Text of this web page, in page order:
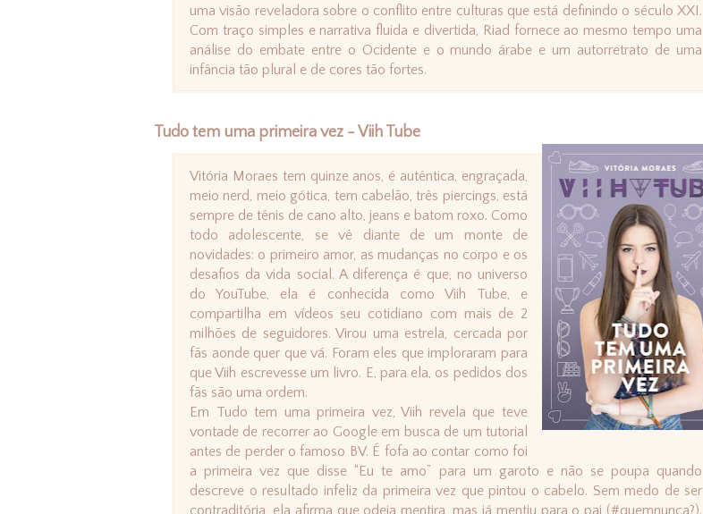
uma visão reveladora sobre o conflito entre culturas que está definindo o século XXI.
Com traço simples e narrativa fluida e divertida, Riad fornece ao mesmo tempo uma
análise do embate entre o Ocidente e o mundo árabe e um autorretrato de uma
infância tão plural e de cores tão fortes.
Tudo tem uma primeira vez - Viih Tube
Vitória Moraes tem quinze anos, é autêntica, engraçada,
meio nerd, meio gótica, tem cabelão, três piercings, está
sempre de tênis de cano alto, jeans e batom roxo. Como
todo adolescente, se vê diante de um monte de
novidades: o primeiro amor, as mudanças no corpo e os
desafios da vida social. A diferença é que, no universo
do YouTube, ela é conhecida como Viih Tube, e
compartilha em vídeos seu cotidiano com mais de 2
milhões de seguidores. Virou uma estrela, cercada por
fãs aonde quer que vá. Foram eles que imploraram para
que Viih escrevesse um livro. E, para ela, os pedidos dos
fãs são uma ordem.
Em Tudo tem uma primeira vez, Viih revela que teve
vontade de recorrer ao Google em busca de um tutorial
antes de perder o famoso BV. É fofa ao contar como foi
a primeira vez que disse “Eu te amo” para um garoto e não se poupa quando
descreve o resultado infeliz da primeira vez que pintou o cabelo. Sem medo de ser
contraditória, ela afirma que odeia mentira, mas já mentiu para o pai (#quemnunca?).